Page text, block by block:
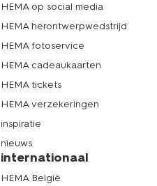
HEMA op social media
HEMA herontwerpwedstrijd
HEMA fotoservice
HEMA cadeaukaarten
HEMA tickets
HEMA verzekeringen
inspiratie
nieuws
internationaal
HEMA België